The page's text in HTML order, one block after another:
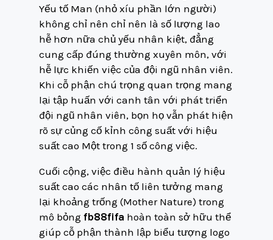
Yếu tố Man (nhỏ xíu phần lớn người)
không chỉ nên chỉ nên là số lượng lao
hễ hơn nữa chủ yếu nhân kiệt, đẳng
cung cấp đúng thường xuyên môn, với
hễ lực khiến việc của đội ngũ nhân viên.
Khi cỗ phận chú trọng quan trọng mang
lại tập huấn với canh tân với phát triển
đội ngũ nhân viên, bọn họ vẫn phát hiện
rõ sự củng cố kỉnh công suất với hiệu
suất cao Một trong 1 số công việc.
Cuối cộng, việc điều hành quản lý hiệu
suất cao các nhân tố liên tưởng mang
lại khoảng trống (Mother Nature) trong
mô bỏng fb88fifa hoàn toàn sở hữu thể
giúp cỗ phận thành lập biểu tượng logo